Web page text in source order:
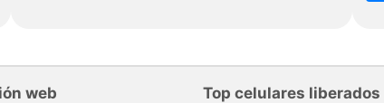
web Top celulares liberados